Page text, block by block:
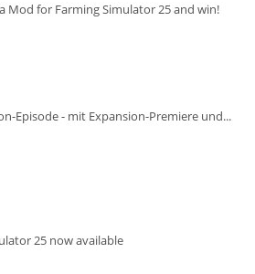
Mod for Farming Simulator 25 and win!
Episode - mit Expansion-Premiere und...
25 now available